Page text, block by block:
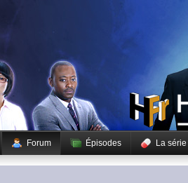
Forum Épisodes La série